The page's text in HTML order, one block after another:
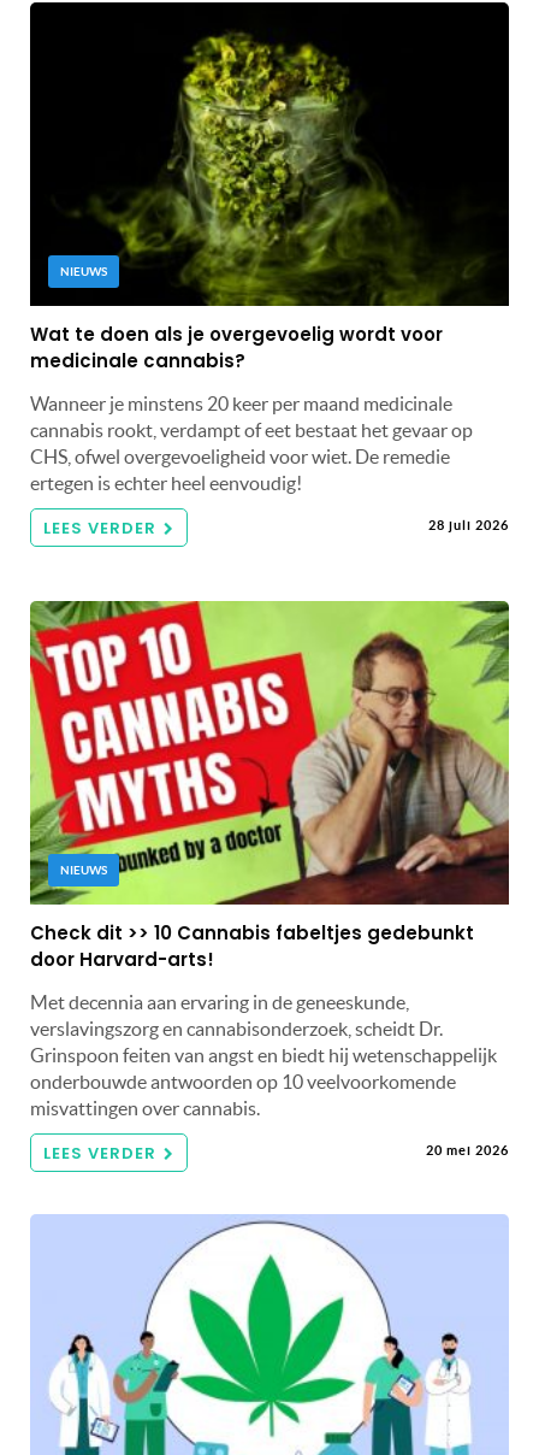
NIEUWS
Wat te doen als je overgevoelig wordt voor
medicinale cannabis?
Wanneer je minstens 20 keer per maand medicinale
cannabis rookt, verdampt of eet bestaat het gevaar op
CHS, ofwel overgevoeligheid voor wiet. De remedie
ertegen is echter heel eenvoudig!
LEES VERDER 28 juli 2026
NIEUWS
Check dit >> 10 Cannabis fabeltjes gedebunkt
door Harvard-arts!
Met decennia aan ervaring in de geneeskunde,
verslavingszorg en cannabisonderzoek, scheidt Dr.
Grinspoon feiten van angst en biedt hij wetenschappelijk
onderbouwde antwoorden op 10 veelvoorkomende
misvattingen over cannabis.
LEES VERDER 20 mei 2026